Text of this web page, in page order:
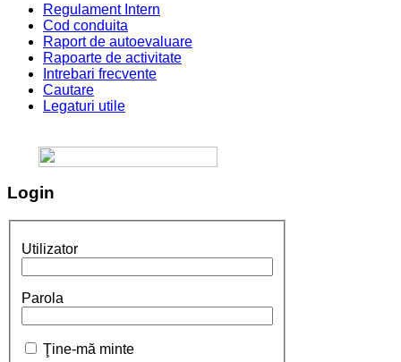
Regulament Intern
Cod conduita
Raport de autoevaluare
Rapoarte de activitate
Intrebari frecvente
Cautare
Legaturi utile
Login
Utilizator
Parola
Ţine-mă minte